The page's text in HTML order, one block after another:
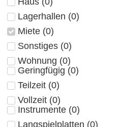
Lagerhallen (0)
Miete (0)
Sonstiges (0)
Wohnung (0)
Geringfügig (0)
Teilzeit (0)
Vollzeit (0)
Instrumente (0)
Langspielplatten (0)